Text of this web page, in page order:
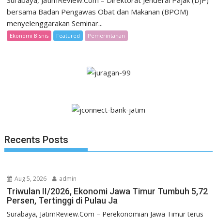
bersama Badan Pengawas Obat dan Makanan (BPOM)
menyelenggarakan Seminar...
Ekonomi Bisnis Featured Pemerintahan
Recents Posts
Aug 5, 2026 admin
Triwulan II/2026, Ekonomi Jawa Timur Tumbuh 5,72
Persen, Tertinggi di Pulau Ja
Surabaya, JatimReview.Com – Perekonomian Jawa Timur terus